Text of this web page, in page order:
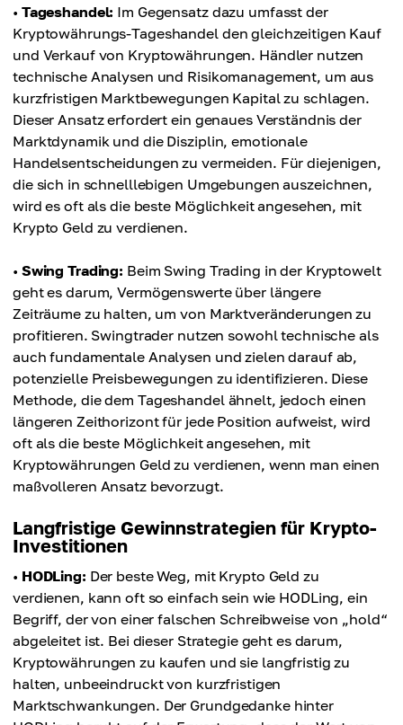
• Tageshandel: Im Gegensatz dazu umfasst der
Kryptowährungs-Tageshandel den gleichzeitigen Kauf
und Verkauf von Kryptowährungen. Händler nutzen
technische Analysen und Risikomanagement, um aus
kurzfristigen Marktbewegungen Kapital zu schlagen.
Dieser Ansatz erfordert ein genaues Verständnis der
Marktdynamik und die Disziplin, emotionale
Handelsentscheidungen zu vermeiden. Für diejenigen,
die sich in schnelllebigen Umgebungen auszeichnen,
wird es oft als die beste Möglichkeit angesehen, mit
Krypto Geld zu verdienen.
• Swing Trading: Beim Swing Trading in der Kryptowelt
geht es darum, Vermögenswerte über längere
Zeiträume zu halten, um von Marktveränderungen zu
profitieren. Swingtrader nutzen sowohl technische als
auch fundamentale Analysen und zielen darauf ab,
potenzielle Preisbewegungen zu identifizieren. Diese
Methode, die dem Tageshandel ähnelt, jedoch einen
längeren Zeithorizont für jede Position aufweist, wird
oft als die beste Möglichkeit angesehen, mit
Kryptowährungen Geld zu verdienen, wenn man einen
maßvolleren Ansatz bevorzugt.
Langfristige Gewinnstrategien für Krypto-
Investitionen
• HODLing: Der beste Weg, mit Krypto Geld zu
verdienen, kann oft so einfach sein wie HODLing, ein
Begriff, der von einer falschen Schreibweise von „hold“
abgeleitet ist. Bei dieser Strategie geht es darum,
Kryptowährungen zu kaufen und sie langfristig zu
halten, unbeeindruckt von kurzfristigen
Marktschwankungen. Der Grundgedanke hinter